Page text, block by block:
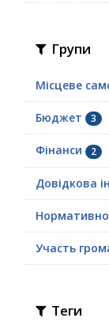
Групи
Місцеве
Бюджет 3
Фінанси 2
Довідкова
Участь
Теги